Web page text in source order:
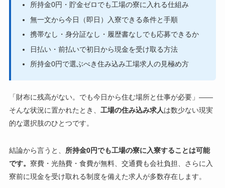
所持金0円・貯金ゼロでも工場の寮に入れる仕組み
無一文から今日（即日）入寮できる条件と手順
携帯なし・身分証なし・履歴書なしでも応募できるか
日払い・前払いで初日から現金を受け取る方法
所持金0円で選ぶべき住み込み工場求人の見極め方
「財布に残高がない。でも今日から住む場所と仕事が必要」——
そんな状況に置かれたとき、 工場の住み込み求人は数少ない現実
的な選択肢のひとつです。
結論から言うと、 所持金0円でも工場の寮に入寮することは可能
です。 寮費・光熱費・食費が無料、交通費も会社負担、さらに入
寮前に現金を受け取れる制度を備えた求人が多数存在します。